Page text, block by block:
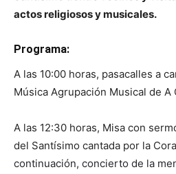
actos religiosos y musicales.
Programa:
A las 10:00 horas, pasacalles a
Música Agrupación Musical de A
A las 12:30 horas, Misa con
del Santísimo cantada por la
continuación, concierto de la